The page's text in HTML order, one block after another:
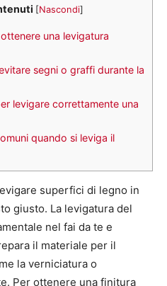
[Nascondi]
una levigatura
segni o graffi durante la
levigare correttamente una
quando si leviga il
superfici di legno in
giusto. La levigatura del
nel fai da te e
il materiale per il
la verniciatura o
Per ottenere una finitura